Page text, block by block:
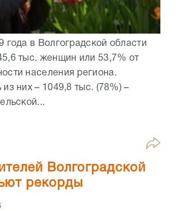
года в Волгоградской области
тыс. женщин или 53,7% от
населения региона.
них – 1049,8 тыс. (78%) –
Волгоградской
рекорды